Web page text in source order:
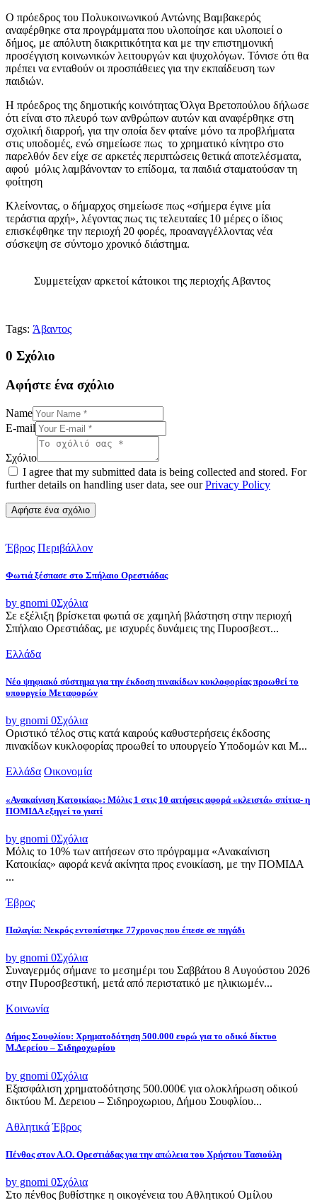
Ο πρόεδρος του Πολυκοινωνικού Αντώνης Βαμβακερός
αναφέρθηκε στα προγράμματα που υλοποίησε και υλοποιεί ο
δήμος, με απόλυτη διακριτικότητα και με την επιστημονική
προσέγγιση κοινωνικών λειτουργών και ψυχολόγων. Τόνισε ότι θα
πρέπει να ενταθούν οι προσπάθειες για την εκπαίδευση των
παιδιών.
Η πρόεδρος της δημοτικής κοινότητας Όλγα Βρετοπούλου δήλωσε
ότι είναι στο πλευρό των ανθρώπων αυτών και αναφέρθηκε στη
σχολική διαρροή, για την οποία δεν φταίνε μόνο τα προβλήματα
στις υποδομές, ενώ σημείωσε πως το χρηματικό κίνητρο στο
παρελθόν δεν είχε σε αρκετές περιπτώσεις θετικά αποτελέσματα,
αφού μόλις λαμβάνονταν το επίδομα, τα παιδιά σταματούσαν τη
φοίτηση
Κλείνοντας, ο δήμαρχος σημείωσε πως «σήμερα έγινε μία
τεράστια αρχή», λέγοντας πως τις τελευταίες 10 μέρες ο ίδιος
επισκέφθηκε την περιοχή 20 φορές, προαναγγέλλοντας νέα
σύσκεψη σε σύντομο χρονικό διάστημα.
Συμμετείχαν αρκετοί κάτοικοι της περιοχής Αβαντος
Tags: Άβαντος
0 Σχόλιο
Αφήστε ένα σχόλιο
Name
E-mail
Σχόλιο
I agree that my submitted data is being collected and stored. For
further details on handling user data, see ourPrivacy Policy
Έβρος Περιβάλλον
Φωτιά ξέσπασε στο Σπήλαιο Ορεστιάδας
by gnomi 0Σχόλια
Σε εξέλιξη βρίσκεται φωτιά σε χαμηλή βλάστηση στην περιοχή
Σπήλαιο Ορεστιάδας, με ισχυρές δυνάμεις της Πυροσβεστ...
Ελλάδα
Νέο ψηφιακό σύστημα για την έκδοση πινακίδων κυκλοφορίας προωθεί το
υπουργείο Μεταφορών
by gnomi 0Σχόλια
Οριστικό τέλος στις κατά καιρούς καθυστερήσεις έκδοσης
πινακίδων κυκλοφορίας προωθεί το υπουργείο Υποδομών και Μ...
Ελλάδα Οικονομία
«Ανακαίνιση Κατοικίας»: Μόλις 1 στις 10 αιτήσεις αφορά «κλειστά» σπίτια- η
ΠΟΜΙΔΑ εξηγεί το γιατί
by gnomi 0Σχόλια
Μόλις το 10% των αιτήσεων στο πρόγραμμα «Ανακαίνιση
Κατοικίας» αφορά κενά ακίνητα προς ενοικίαση, με την ΠΟΜΙΔΑ
...
Έβρος
Παλαγία: Νεκρός εντοπίστηκε 77χρονος που έπεσε σε πηγάδι
by gnomi 0Σχόλια
Συναγερμός σήμανε το μεσημέρι του Σαββάτου 8 Αυγούστου 2026
στην Πυροσβεστική, μετά από περιστατικό με ηλικιωμέν...
Κοινωνία
Δήμος Σουφλίου: Χρηματοδότηση 500.000 ευρώ για το οδικό δίκτυο
Μ.Δερείου – Σιδηροχωρίου
by gnomi 0Σχόλια
Εξασφάλιση χρηματοδότησης 500.000€ για ολοκλήρωση οδικού
δικτύου Μ. Δερειου – Σιδηροχωριου, Δήμου Σουφλίου...
Αθλητικά Έβρος
Πένθος στον Α.Ο. Ορεστιάδας για την απώλεια του Χρήστου Τασιούλη
by gnomi 0Σχόλια
Στο πένθος βυθίστηκε η οικογένεια του Αθλητικού Ομίλου